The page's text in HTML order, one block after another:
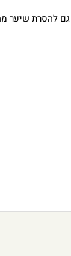
להסרת שיער